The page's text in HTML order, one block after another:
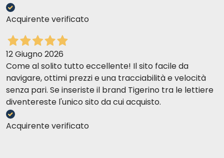
Acquirente verificato
12 Giugno 2026
Come al solito tutto eccellente! Il sito facile da
navigare, ottimi prezzi e una tracciabilità e velocità
senza pari. Se inseriste il brand Tigerino tra le lettiere
diventereste l'unico sito da cui acquisto.
Acquirente verificato